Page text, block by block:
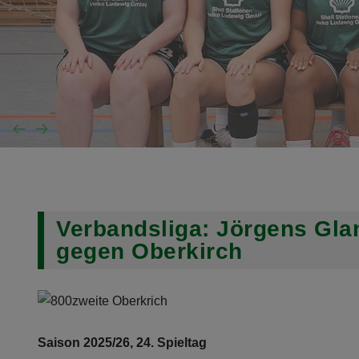
Verbandsliga: Jörgens
gegen Oberkirch
Saison 2025/26, 24. Spieltag